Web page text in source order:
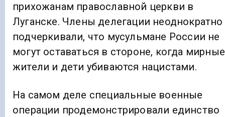
прихожанам православной церкви в
Луганске. Члены делегации неоднократно
подчеркивали, что мусульмане России не
могут оставаться в стороне, когда мирные
жители и дети убиваются нацистами.
На самом деле специальные военные
операции продемонстрировали единство